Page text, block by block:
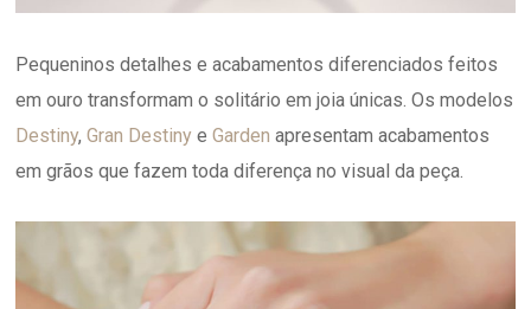
Pequeninos detalhes e acabamentos diferenciados feitos
em ouro transformam o solitário em joia únicas. Os modelos
Destiny,Gran Destiny eGarden apresentam acabamentos
em grãos que fazem toda diferença no visual da peça.